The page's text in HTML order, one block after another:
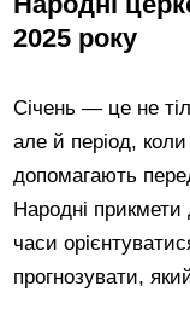
2025 року
Січень — це не
але й період, коли
допомагають
Народні
часи
прогнозувати,